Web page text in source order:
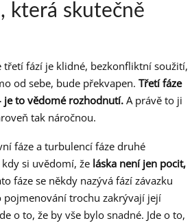
která skutečně
třetí fází je klidné, bezkonfliktní soužití,
od sebe, bude překvapen. Třetí fáze
je to vědomé rozhodnutí. A právě to ji
tak náročnou.
fáze a turbulencí fáze druhé
si uvědomí, že láska není jen pocit,
fáze se někdy nazývá fází závazku
pojmenování trochu zakrývají její
o to, že by vše bylo snadné. Jde o to,